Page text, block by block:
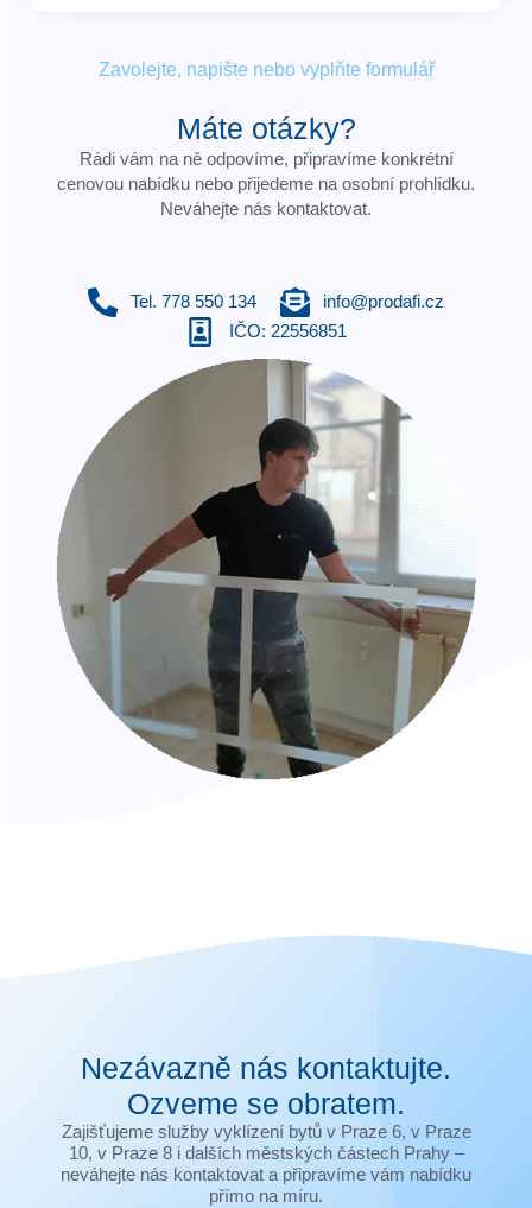
Zavolejte, napište nebo vyplňte formulář
Máte otázky?
Rádi vám na ně odpovíme, připravíme konkrétní
cenovou nabídku nebo přijedeme na osobní prohlídku.
Neváhejte nás kontaktovat.
Tel. 778 550 134
info@prodafi.cz
IČO: 22556851
Nezávazně nás kontaktujte.
Ozveme se obratem.
Zajišťujeme služby vyklízení bytů v Praze 6, v Praze
10, v Praze 8 i dalších městských částech Prahy –
neváhejte nás kontaktovat a připravíme vám nabídku
přímo na míru.